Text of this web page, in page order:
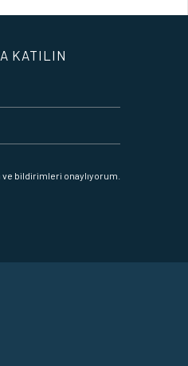
KATILIN
ve bildirimleri onaylıyorum.